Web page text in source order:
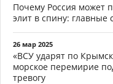
Почему Россия может
элит в спину:
26 мар 2025
«ВСУ ударят по
морское перемирие
тревогу